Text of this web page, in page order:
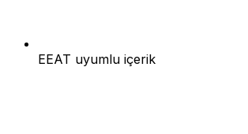
EEAT uyumlu içerik